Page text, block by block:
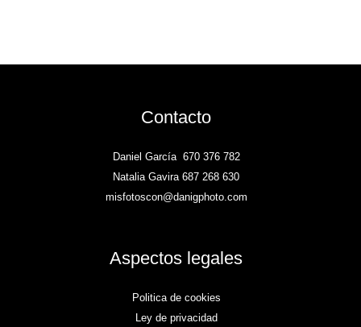
Contacto
Daniel García 670 376 782
Natalia Gavira 687 268 630
misfotoscon@danigphoto.com
Aspectos legales
Politica de cookies
Ley de privacidad